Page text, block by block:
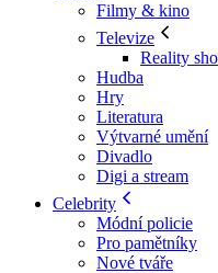
Filmy & kino
Televize
Reality
Hudba
Hry
Literatura
Výtvarné umění
Divadlo
Digi a stream
Celebrity
Módní policie
Pro pamětníky
Nové tváře